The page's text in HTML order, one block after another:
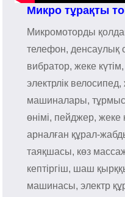
Микро тұрақты
Микромоторды
телефон, денсаулық
вибратор, жеке
электрлік
машиналары,
өнімі, пейджер, жеке
арналған құрал-
таяқшасы, көз
кептіргіш, шаш
машинасы, электр